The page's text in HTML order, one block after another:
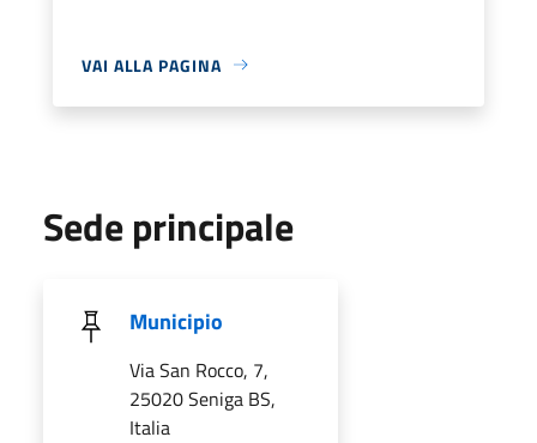
VAI ALLA PAGINA
Sede principale
Municipio
Via San Rocco, 7,
25020 Seniga BS,
Italia